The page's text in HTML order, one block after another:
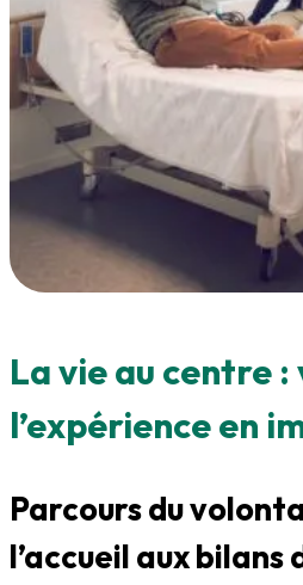
La vie au centre :
l’expérience en
Parcours du
l’accueil aux bilans